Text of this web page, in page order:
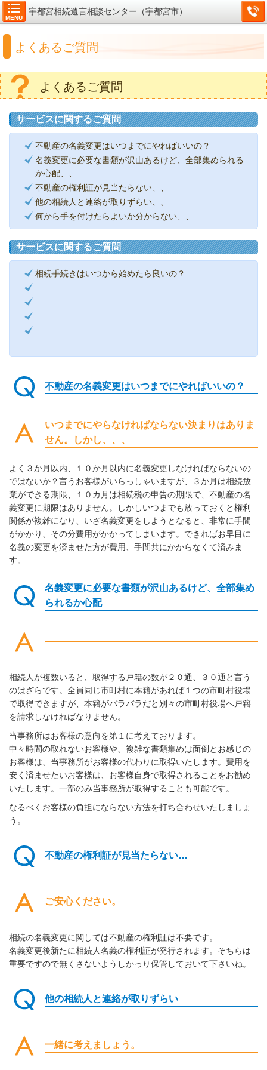
MENU
宇都宮相続遺言相談センター（宇都宮市）
よくあるご質問
よくあるご質問
サービスに関するご質問
不動産の名義変更はいつまでにやればいいの？
名義変更に必要な書類が沢山あるけど、全部集められる
か心配、、
不動産の権利証が見当たらない、、
他の相続人と連絡が取りずらい、、
何から手を付けたらよいか分からない、、
サービスに関するご質問
相続手続きはいつから始めたら良いの？
不動産の名義変更はいつまでにやればいいの？
いつまでにやらなければならない決まりはありま
せん。しかし、、、
よく３か月以内、１０か月以内に名義変更しなければならないの
ではないか？言うお客様がいらっしゃいますが、３か月は相続放
棄ができる期限、１０カ月は相続税の申告の期限で、不動産の名
義変更に期限はありません。しかしいつまでも放っておくと権利
関係が複雑になり、いざ名義変更をしようとなると、非常に手間
がかかり、その分費用がかかってしまいます。できればお早目に
名義の変更を済ませた方が費用、手間共にかからなくて済みま
す。
名義変更に必要な書類が沢山あるけど、全部集め
られるか心配
相続人が複数いると、取得する戸籍の数が２０通、３０通と言う
のはざらです。全員同じ市町村に本籍があれば１つの市町村役場
で取得できますが、本籍がバラバラだと別々の市町村役場へ戸籍
を請求しなければなりません。
当事務所はお客様の意向を第１に考えております。
中々時間の取れないお客様や、複雑な書類集めは面倒とお感じの
お客様は 、当事務所がお客様の代わりに取得いたします。 費用を
安く済ませたいお客様は、お客様自身で取得されることをお勧め
いたします。 一部のみ当事務所が取得することも可能です。
なるべくお客様の負担にならない方法を打ち合わせいたしましょ
う。
不動産の権利証が見当たらない…
ご安心ください。
相続の名義変更に関しては不動産の権利証は不要です。
名義変更後新たに相続人名義の権利証が発行されます。そちらは
重要ですので無くさないようしかっり保管しておいて下さいね。
他の相続人と連絡が取りずらい
一緒に考えましょう。